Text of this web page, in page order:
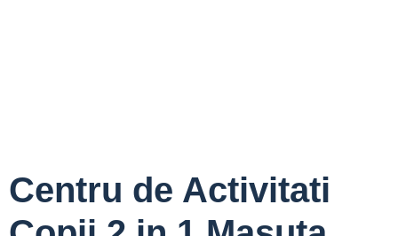
Centru de Activitati